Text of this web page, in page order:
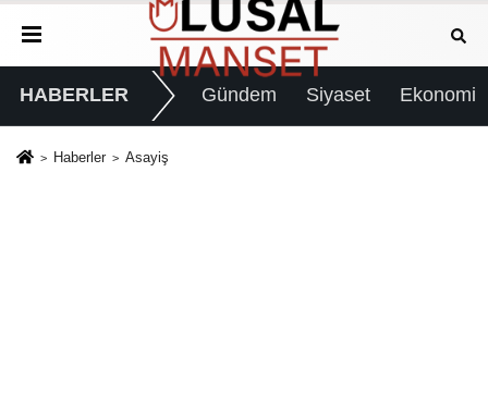
HABERLER Gündem Siyaset Ekonomi
Haberler Asayiş